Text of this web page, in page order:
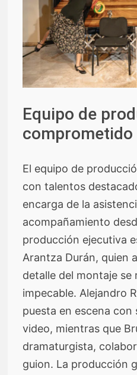
Equipo de
comprometido
El equipo de
con talentos
encarga de la
acompañamiento
producción ejecutiva
Arantza Durán, quien
detalle del montaje se
impecable. Alejandro
puesta en escena
video, mientras que
dramaturgista,
guion. La producción